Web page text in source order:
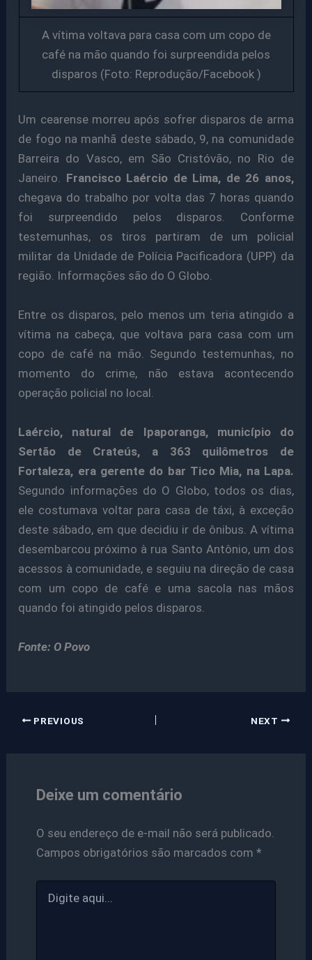
A vítima voltava para casa com um copo de
café na mão quando foi surpreendida pelos
disparos (Foto: Reprodução/Facebook )
Um cearense morreu após sofrer disparos de arma
de fogo na manhã deste sábado, 9, na comunidade
Barreira do Vasco, em São Cristóvão, no Rio de
Janeiro. Francisco Laércio de Lima, de 26 anos,
chegava do trabalho por volta das 7 horas quando
foi surpreendido pelos disparos. Conforme
testemunhas, os tiros partiram de um policial
militar da Unidade de Polícia Pacificadora (UPP) da
região. Informações são do O Globo.
Entre os disparos, pelo menos um teria atingido a
vítima na cabeça, que voltava para casa com um
copo de café na mão. Segundo testemunhas, no
momento do crime, não estava acontecendo
operação policial no local.
Laércio, natural de Ipaporanga, município do
Sertão de Crateús, a 363 quilômetros de
Fortaleza, era gerente do bar Tico Mia, na Lapa.
Segundo informações do O Globo, todos os dias,
ele costumava voltar para casa de táxi, à exceção
deste sábado, em que decidiu ir de ônibus. A vítima
desembarcou próximo à rua Santo Antônio, um dos
acessos à comunidade, e seguiu na direção de casa
com um copo de café e uma sacola nas mãos
quando foi atingido pelos disparos.
Fonte: O Povo
PREVIOUS NEXT
Deixe um comentário
O seu endereço de e-mail não será publicado.
Campos obrigatórios são marcados com *
aqui...